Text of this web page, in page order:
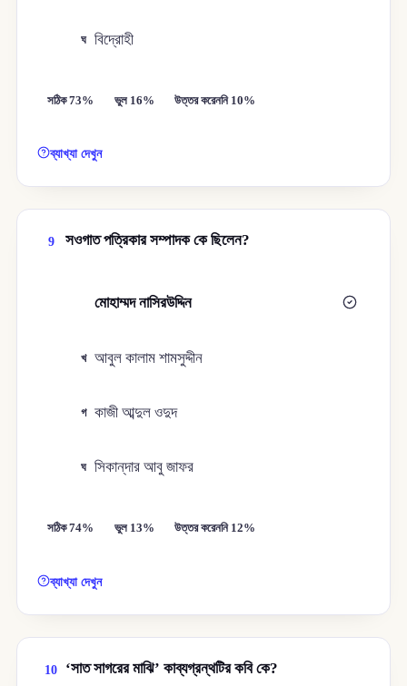
ঘ বিদ্রোহী
সঠিক 73% ভুল 16% উত্তর করেননি 10%
ব্যাখ্যা দেখুন
9 সওগাত পত্রিকার সম্পাদক কে ছিলেন?
মোহাম্মদ নাসিরউদ্দিন
খ আবুল কালাম শামসুদ্দীন
গ কাজী আব্দুল ওদুদ
ঘ সিকান্‌দার আবু জাফর
সঠিক 74% ভুল 13% উত্তর করেননি 12%
ব্যাখ্যা দেখুন
10 ‘সাত সাগরের মাঝি’ কাব্যগ্রন্থটির কবি কে?